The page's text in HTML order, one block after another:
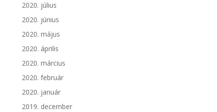
2020. július
2020. június
2020. május
2020. április
2020. március
2020. február
2020. január
2019. december